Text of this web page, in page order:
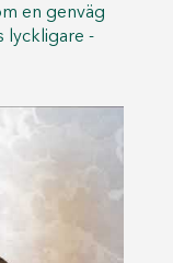
en genväg
lyckligare -